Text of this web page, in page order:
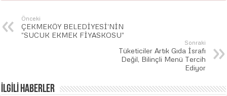
Önceki
ÇEKMEKÖY BELEDİYESİ’NİN
“SUCUK EKMEK FİYASKOSU”
Sonraki
Tüketiciler Artık Gıda İsrafı
Değil, Bilinçli Menü Tercih
Ediyor
İLGİLİ HABERLER